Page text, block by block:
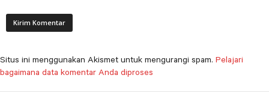
Situs ini menggunakan Akismet untuk mengurangi spam. Pelajari
bagaimana data komentar Anda diproses